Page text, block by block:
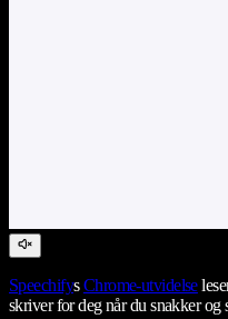
SpeechifysChrome-utvidelse
skriver for deg når du snakker og